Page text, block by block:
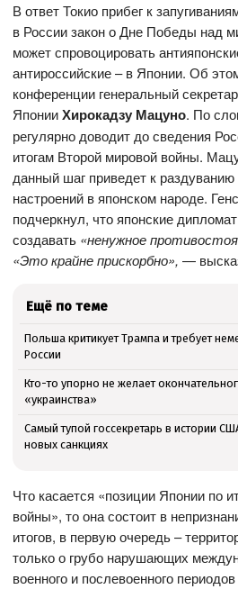
В ответ Токио прибег к
в России закон о Дне Победы над
может спровоцировать
антироссийские – в Японии. Об
конференции генеральный
ЯпонииХирокадзу Мацуно. По
регулярно доводит до сведения
итогам Второй мировой войны.
данный шаг приведет к раздуванию
настроений в японском народе.
подчеркнул, что японские
создавать «ненужное
«Это крайне прискорбно», —
Ещё по теме
Польша критикует Трампа и требует
России
Кто-то упорно не желает
«украинства»
Самый тупой госсекретарь в истории
новых санкциях
Что касается «позиции Японии по
войны», то она состоит в
итогов, в первую очередь –
только о грубо нарушающих
военного и послевоенного